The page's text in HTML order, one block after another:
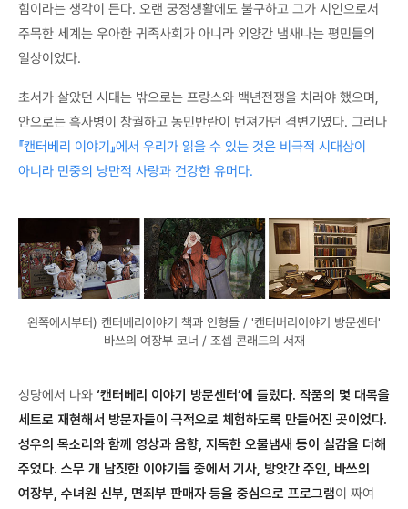
힘이라는 생각이 든다. 오랜 궁정생활에도 불구하고 그가 시인으로서
주목한 세계는 우아한 귀족사회가 아니라 외양간 냄새나는 평민들의
일상이었다.
초서가 살았던 시대는 밖으로는 프랑스와 백년전쟁을 치러야 했으며,
안으로는 흑사병이 창궐하고 농민반란이 번져가던 격변기였다. 그러나
『캔터베리 이야기』에서 우리가 읽을 수 있는 것은 비극적 시대상이
아니라 민중의 낭만적 사랑과 건강한 유머다.
왼쪽에서부터) 캔터베리이야기 책과 인형들 / '캔터버리이야기 방문센터'
바쓰의 여장부 코너 / 조셉 콘래드의 서재
성당에서 나와 ‘캔터베리 이야기 방문센터’에 들렀다. 작품의 몇 대목을
세트로 재현해서 방문자들이 극적으로 체험하도록 만들어진 곳이었다.
성우의 목소리와 함께 영상과 음향, 지독한 오물냄새 등이 실감을 더해
주었다. 스무 개 남짓한 이야기들 중에서 기사, 방앗간 주인, 바쓰의
여장부, 수녀원 신부, 면죄부 판매자 등을 중심으로 프로그램이 짜여